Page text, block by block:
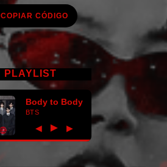
COPIAR CÓDIGO
PLAYLIST
Body to Body
BTS
◀ ► ▶